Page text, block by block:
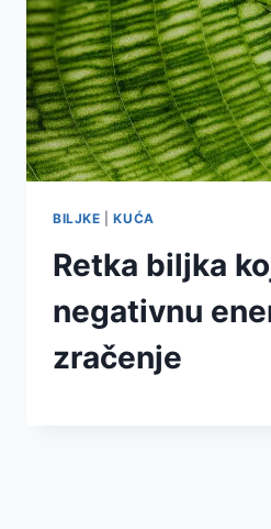
BILJKE |KUĆA
Retka biljka
negativnu
zračenje